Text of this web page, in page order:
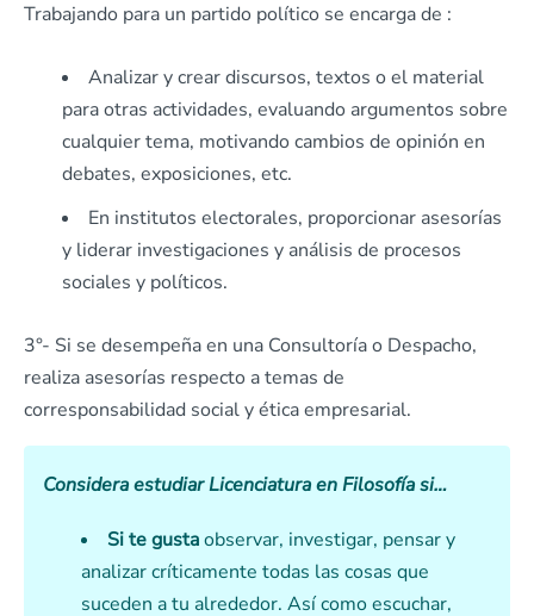
Trabajando para un partido político se encarga de :
Analizar y crear discursos, textos o el material
para otras actividades, evaluando argumentos sobre
cualquier tema, motivando cambios de opinión en
debates, exposiciones, etc.
En institutos electorales, proporcionar asesorías
y liderar investigaciones y análisis de procesos
sociales y políticos.
3°- Si se desempeña en una Consultoría o Despacho,
realiza asesorías respecto a temas de
corresponsabilidad social y ética empresarial.
Considera estudiar Licenciatura enFilosofíasi…
Si te gustaobservar, investigar, pensar y
analizar críticamente todas las cosas que
suceden a tu alrededor. Así como escuchar,